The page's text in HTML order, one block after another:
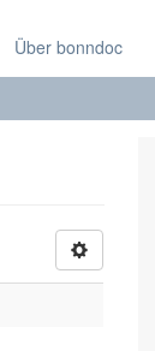
Über bonndoc